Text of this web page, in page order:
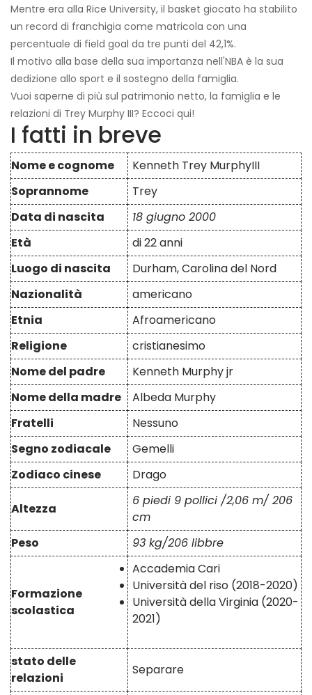
Mentre era alla Rice University, il basket giocato ha stabilito
un record di franchigia come matricola con una
percentuale di field goal da tre punti del 42,1%.
Il motivo alla base della sua importanza nell'NBA è la sua
dedizione allo sport e il sostegno della famiglia.
Vuoi saperne di più sul patrimonio netto, la famiglia e le
relazioni di Trey Murphy III? Eccoci qui!
I fatti in breve
Nome e cognome
Kenneth Trey MurphyIII
Soprannome
Trey
Data di nascita
18 giugno 2000
Età
di 22 anni
Luogo di nascita
Durham, Carolina del Nord
Nazionalità
americano
Etnia
Afroamericano
Religione
cristianesimo
Nome del padre
Kenneth Murphy jr
Nome della madre
Albeda Murphy
Fratelli
Nessuno
Segno zodiacale
Gemelli
Zodiaco cinese
Drago
Altezza
6 piedi 9 pollici /2,06 m/ 206
cm
Peso
93 kg/206 libbre
Formazione
scolastica
Accademia Cari
Università del riso (2018-2020)
Università della Virginia (2020-
2021)
stato delle
relazioni
Separare